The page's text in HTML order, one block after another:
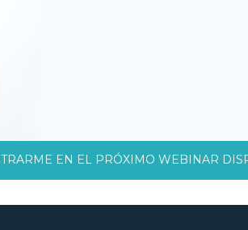
EN EL PRÓXIMO WEBINAR